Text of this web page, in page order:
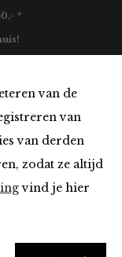
van de
van
van derden
zodat ze altijd
vind je hier
*